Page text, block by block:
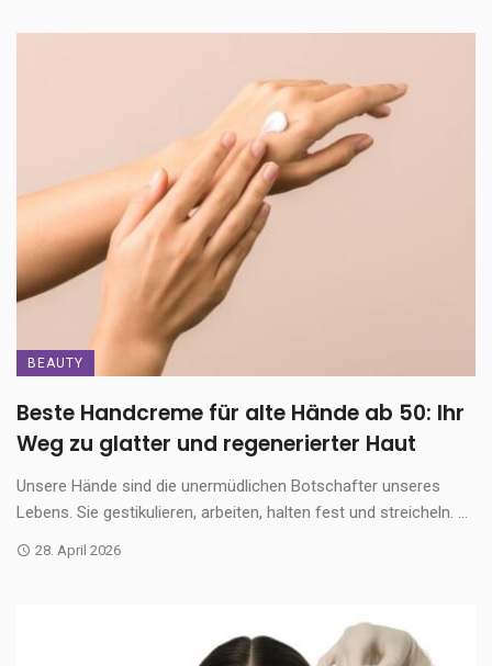
BEAUTY
Beste Handcreme für alte Hände ab 50: Ihr
Weg zu glatter und regenerierter Haut
Unsere Hände sind die unermüdlichen Botschafter unseres
Lebens. Sie gestikulieren, arbeiten, halten fest und streicheln. ...
28. April 2026